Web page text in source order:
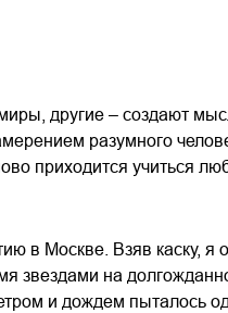
другие – создают
разумного
приходится учиться
в Москве. Взяв каску, я
звездами на
и дождем пыталось